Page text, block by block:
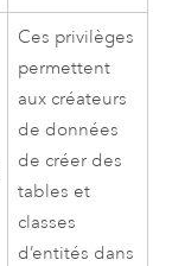
Ces privilèges
permettent
aux créateurs
de données
de créer des
tables et
classes
d’entités dans